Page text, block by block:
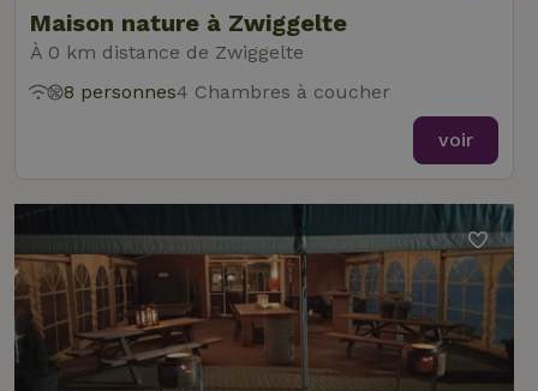
Maison nature à Zwiggelte
À 0 km distance de Zwiggelte
8 personnes4 Chambres à coucher
voir